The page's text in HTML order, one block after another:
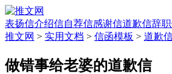
表扬信介绍信自荐信感谢信道歉信辞
推文网 > 实用文档 > 信函模板 > 道歉
做错事给老婆的道歉信